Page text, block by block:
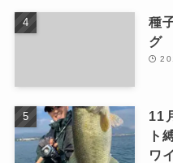
種
グ
11
ト
ワ